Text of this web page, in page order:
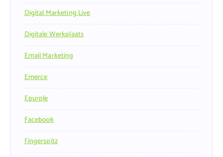
Digital Marketing Live
Digitale Werkplaats
Email Marketing
Emerce
Epurple
Facebook
Fingerspitz